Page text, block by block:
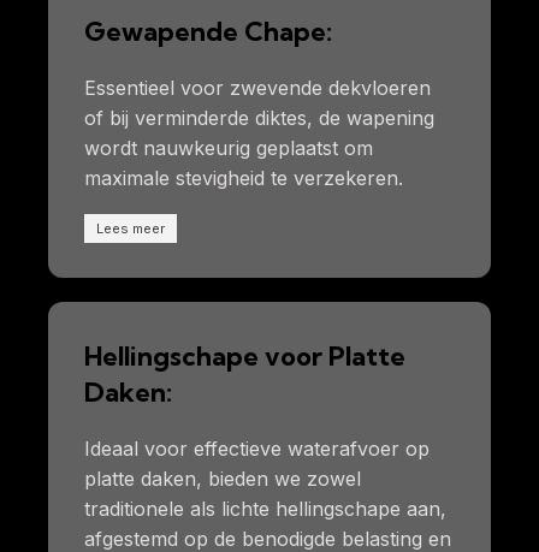
Gewapende Chape:
Essentieel voor zwevende dekvloeren
of bij verminderde diktes, de wapening
wordt nauwkeurig geplaatst om
maximale stevigheid te verzekeren.
Lees meer
Hellingschape voor Platte
Daken:
Ideaal voor effectieve waterafvoer op
platte daken, bieden we zowel
traditionele als lichte hellingschape aan,
afgestemd op de benodigde belasting en